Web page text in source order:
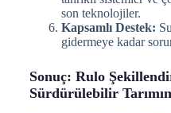
son teknolojiler.
Kapsamlı Destek:
gidermeye kadar
Sonuç: Rulo
Sürdürülebilir